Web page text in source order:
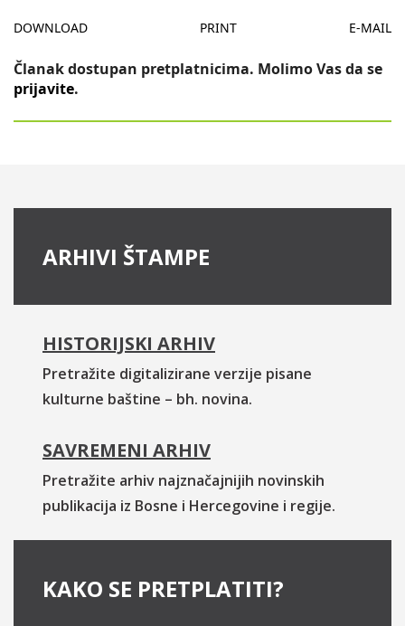
DOWNLOAD PRINT E-MAIL
Članak dostupan pretplatnicima. Molimo Vas da se
prijavite.
ARHIVI ŠTAMPE
HISTORIJSKI ARHIV
Pretražite digitalizirane verzije pisane
kulturne baštine – bh. novina.
SAVREMENI ARHIV
Pretražite arhiv najznačajnijih novinskih
publikacija iz Bosne i Hercegovine i regije.
KAKO SE PRETPLATITI?